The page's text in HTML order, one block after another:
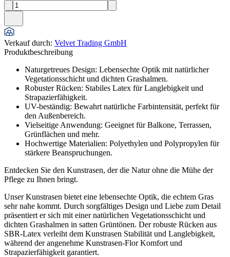
Verkauf durch: Velvet Trading GmbH
Produktbeschreibung
Naturgetreues Design: Lebensechte Optik mit natürlicher
Vegetationsschicht und dichten Grashalmen.
Robuster Rücken: Stabiles Latex für Langlebigkeit und
Strapazierfähigkeit.
UV-beständig: Bewahrt natürliche Farbintensität, perfekt für
den Außenbereich.
Vielseitige Anwendung: Geeignet für Balkone, Terrassen,
Grünflächen und mehr.
Hochwertige Materialien: Polyethylen und Polypropylen für
stärkere Beanspruchungen.
Entdecken Sie den Kunstrasen, der die Natur ohne die Mühe der
Pflege zu Ihnen bringt.
Unser Kunstrasen bietet eine lebensechte Optik, die echtem Gras
sehr nahe kommt. Durch sorgfältiges Design und Liebe zum Detail
präsentiert er sich mit einer natürlichen Vegetationsschicht und
dichten Grashalmen in satten Grüntönen. Der robuste Rücken aus
SBR-Latex verleiht dem Kunstrasen Stabilität und Langlebigkeit,
während der angenehme Kunstrasen-Flor Komfort und
Strapazierfähigkeit garantiert.